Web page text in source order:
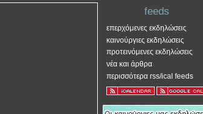
feeds
επερχόμενες εκδηλώσεις
καινούργιες εκδηλώσεις
προτεινόμενες εκδηλώσεις
νέα και άρθρα
περισσότερα rss/ical feeds